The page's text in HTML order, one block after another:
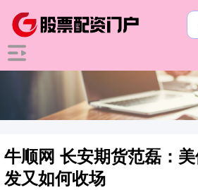
牛顺网 长安期货范磊：
发又如何收场